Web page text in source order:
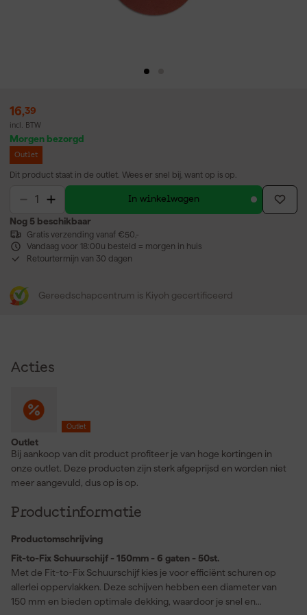
16,39
incl. BTW
Morgen bezorgd
Outlet
Dit product staat in de outlet. Wees er snel bij, want op is op.
In winkelwagen
Nog 5 beschikbaar
Gratis verzending vanaf €50,-
Vandaag voor 18:00u besteld = morgen in huis
Retourtermijn van 30 dagen
Gereedschapcentrum is Kiyoh gecertificeerd
Acties
Outlet
Outlet
Bij aankoop van dit product profiteer je van hoge kortingen in
onze outlet. Deze producten zijn sterk afgeprijsd en worden niet
meer aangevuld, dus op is op.
Productinformatie
Productomschrijving
Fit-to-Fix Schuurschijf - 150mm - 6 gaten - 50st.
Met de Fit-to-Fix Schuurschijf kies je voor efficiënt schuren op
allerlei oppervlakken. Deze schijven hebben een diameter van
150 mm en bieden optimale dekking, waardoor je snel en